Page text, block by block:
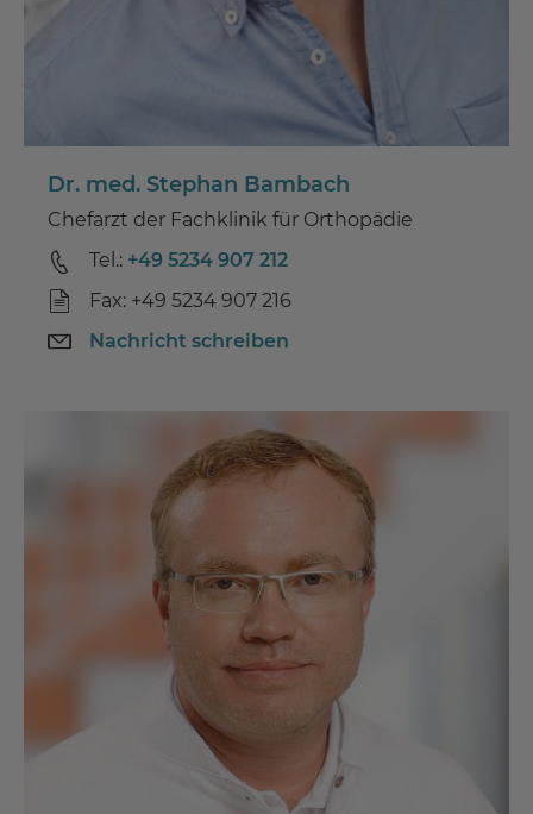
Dr. med. Stephan Bambach
Chefarzt der Fachklinik für Orthopädie
Tel.: +49 5234 907 212
Fax: +49 5234 907 216
Nachricht schreiben